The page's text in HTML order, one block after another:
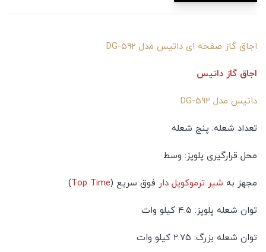
اجاق گاز صفحه ای داتیس مدل DG-592
اجاق گاز داتیس
داتیس مدل DG-592
تعداد شعله: پنج شعله
محل قرارگیری پلوپز: وسط
مجهز به شیر ترموکوپل دار فوق سریع (Top Time
)
توان شعله پلوپز: ۴.۵ کیلو وات
توان شعله بزرگ: ۲.۷۵ کیلو وات